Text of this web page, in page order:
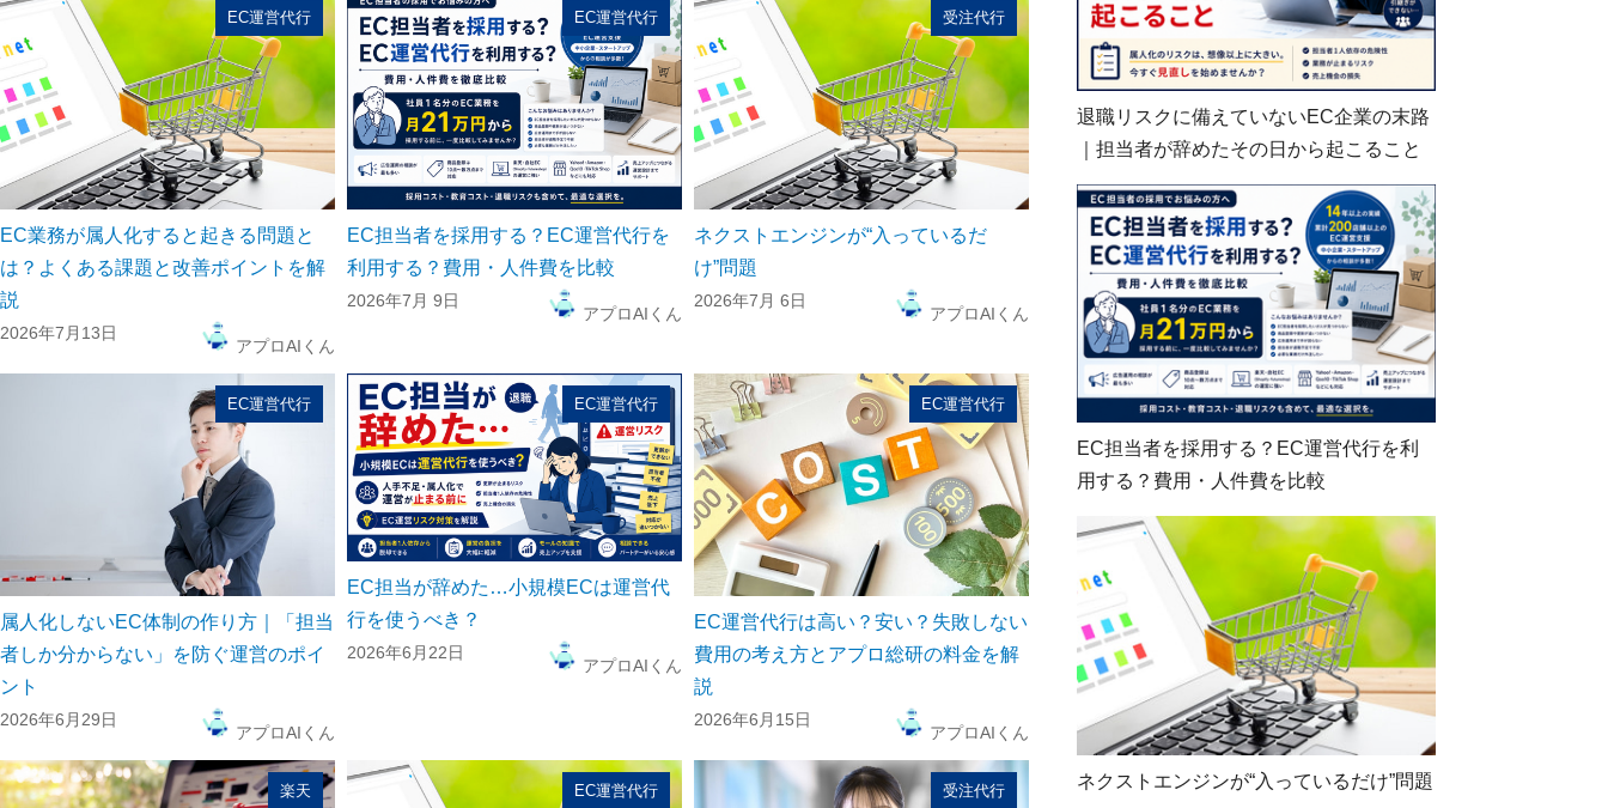
EC運営代行
EC業務が属人化すると起きる問題と
は？よくある課題と改善ポイントを解
説
2026年7月13日
アプロAIくん
EC運営代行
EC担当者を採用する？EC運営代行を
利用する？費用・人件費を比較
2026年7月 9日
アプロAIくん
受注代行
ネクストエンジンが“入っているだ
け”問題
2026年7月 6日
アプロAIくん
EC運営代行
属人化しないEC体制の作り方｜「担当
者しか分からない」を防ぐ運営のポイ
ント
2026年6月29日
アプロAIくん
EC運営代行
EC担当が辞めた…小規模ECは運営代
行を使うべき？
2026年6月22日
アプロAIくん
EC運営代行
EC運営代行は高い？安い？失敗しない
費用の考え方とアプロ総研の料金を解
説
2026年6月15日
アプロAIくん
楽天 EC運営代行 受注代行
退職リスクに備えていないEC企業の末路
｜担当者が辞めたその日から起こること
EC担当者を採用する？EC運営代行を利
用する？費用・人件費を比較
ネクストエンジンが“入っているだけ”問題